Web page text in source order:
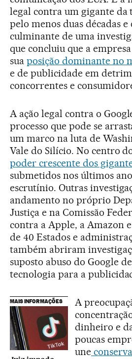
legal contra um gigante da
pelo menos duas décadas e
culminante de uma
que concluiu que a
sua posição dominante no
e de publicidade em
concorrentes e
A ação legal contra o
processo que pode se
um marco na luta de
Vale do Silício. No centro
poder crescente dos
submetidos nos últimos
escrutínio. Outras
andamento no próprio
Justiça e na Comissão
contra a Apple, a Amazon
de 40 Estados e
também abriram
suposto abuso do Google
tecnologia para a
MAIS INFORMAÇÕES
A
dinheiro e
poucas
une